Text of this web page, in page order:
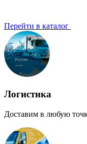
Перейти в каталог
Логистика
Доставим в любую